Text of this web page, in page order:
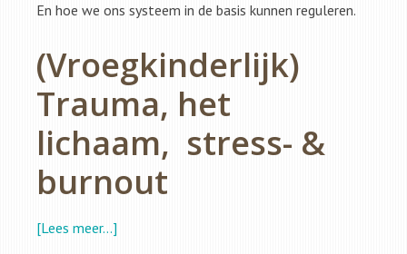
En hoe we ons systeem in de basis kunnen reguleren.
(Vroegkinderlijk)
Trauma, het
lichaam, stress- &
burnout
[Lees meer…]